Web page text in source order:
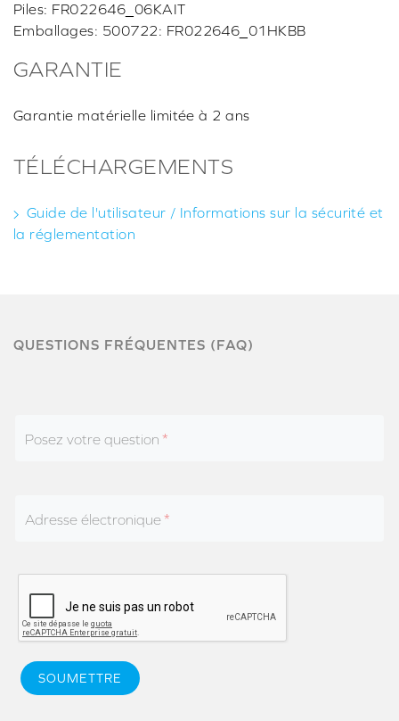
Piles: FR022646_06KAIT
Emballages: 500722: FR022646_01HKBB
GARANTIE
Garantie matérielle limitée à 2 ans
TÉLÉCHARGEMENTS
Guide de l'utilisateur / Informations sur la sécurité et
la réglementation
QUESTIONS FRÉQUENTES (FAQ)
Posez votre question
Adresse électronique
SOUMETTRE